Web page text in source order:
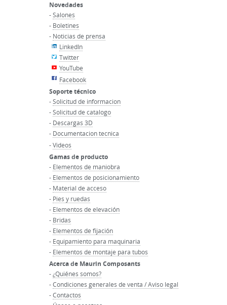
Novedades
-Salones
- Boletines
- Noticias de prensa
LinkedIn
Twitter
YouTube
Facebook
Soporte técnico
-Solicitud de informacion
-Solicitud de catalogo
- Descargas 3D
- Documentacion tecnica
-Videos
Gamas de producto
- Elementos de maniobra
- Elementos de posicionamiento
- Material de acceso
- Pies y ruedas
- Elementos de elevación
- Bridas
- Elementos de fijación
- Equipamiento para maquinaria
- Elementos de montaje para tubos
Acerca de Maurin Composants
-¿Quiénes somos?
-Condiciones generales de venta / Aviso legal
-Contactos